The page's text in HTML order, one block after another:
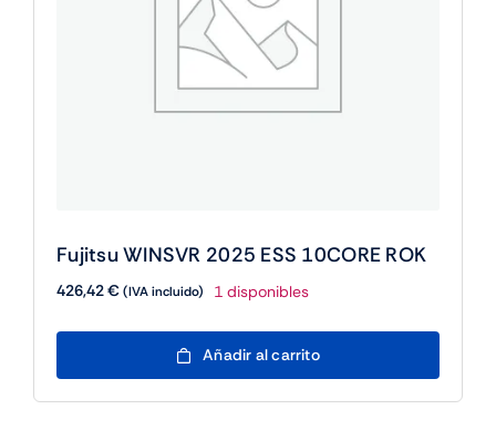
Fujitsu WINSVR 2025 ESS 10CORE ROK
426,42€(IVA incluido) 1 disponibles
Fujitsu
WINSVR
Añadir al carrito